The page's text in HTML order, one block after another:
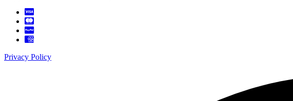
Privacy Policy